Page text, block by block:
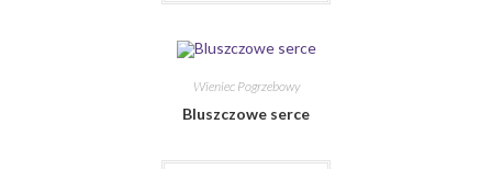
Wieniec Pogrzebowy
Bluszczowe serce